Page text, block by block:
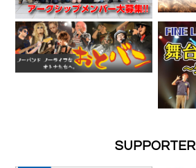
SUPPORTER